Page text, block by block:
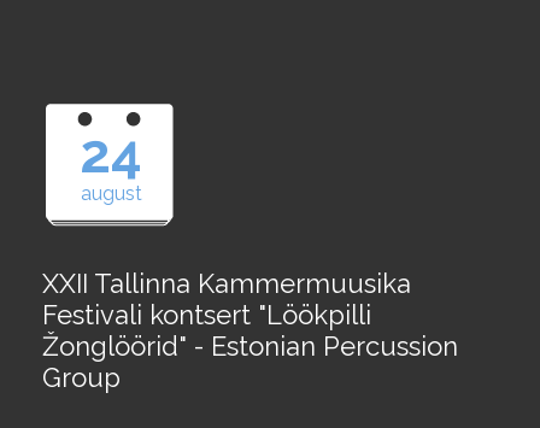
24
august
XXII Tallinna Kammermuusika
Festivali kontsert "Löökpilli
Žonglöörid" - Estonian Percussion
Group